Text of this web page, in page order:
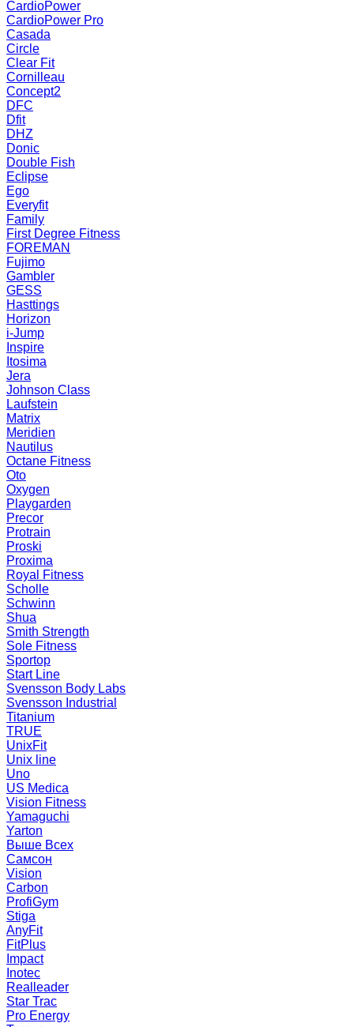
CardioPower
CardioPower Pro
Casada
Circle
Clear Fit
Cornilleau
Concept2
DFC
Dfit
DHZ
Donic
Double Fish
Eclipse
Ego
Everyfit
Family
First Degree Fitness
FOREMAN
Fujimo
Gambler
GESS
Hasttings
Horizon
i-Jump
Inspire
Itosima
Jera
Johnson Class
Laufstein
Matrix
Meridien
Nautilus
Octane Fitness
Oto
Oxygen
Playgarden
Precor
Protrain
Proski
Proxima
Royal Fitness
Scholle
Schwinn
Shua
Smith Strength
Sole Fitness
Sportop
Start Line
Svensson Body Labs
Svensson Industrial
Titanium
TRUE
UnixFit
Unix line
Uno
US Medica
Vision Fitness
Yamaguchi
Yarton
Выше Всех
Самсон
Vision
Carbon
ProfiGym
Stiga
AnyFit
FitPlus
Impact
Inotec
Realleader
Star Trac
Pro Energy